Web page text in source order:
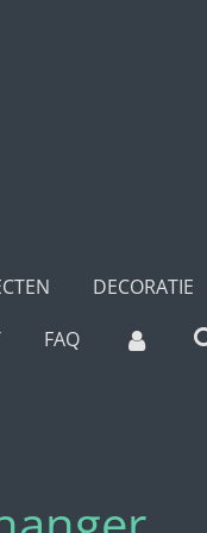
DECORATIE
FAQ